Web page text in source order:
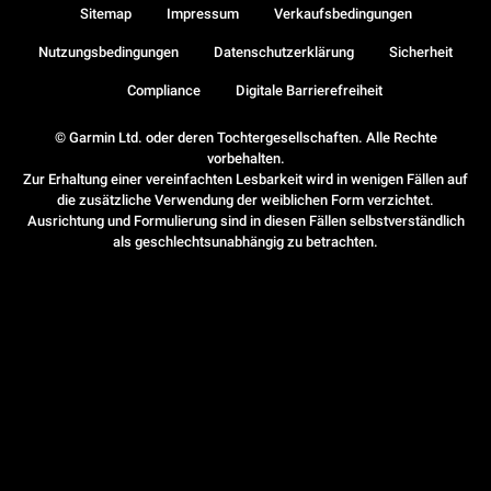
© Garmin Ltd. oder deren Tochtergesellschaften. Alle Rechte
vorbehalten.
Zur Erhaltung einer vereinfachten Lesbarkeit wird in wenigen Fällen auf
die zusätzliche Verwendung der weiblichen Form verzichtet.
Ausrichtung und Formulierung sind in diesen Fällen selbstverständlich
als geschlechtsunabhängig zu betrachten.
Sitemap Impressum Verkaufsbedingungen
Nutzungsbedingungen Datenschutzerklärung Sicherheit
Compliance Digitale Barrierefreiheit